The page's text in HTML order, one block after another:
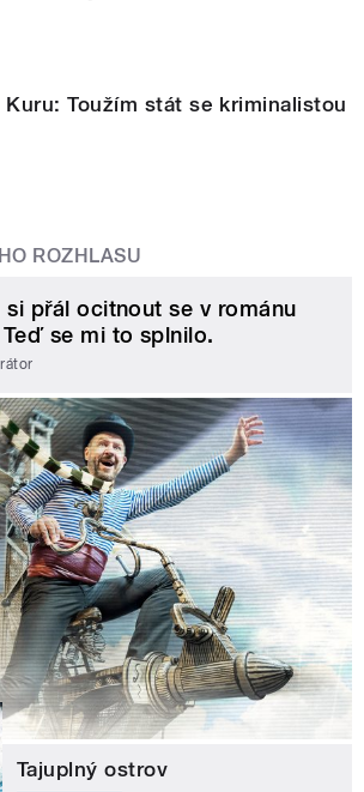
Kuru: Toužím stát se kriminalistou
ROZHLASU
si přál ocitnout se v románu
se mi to splnilo.
Tajuplný ostrov